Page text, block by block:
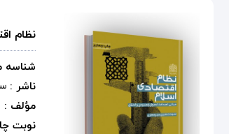
نظام
شناسه
ناشر :
مؤلف :
نوبت